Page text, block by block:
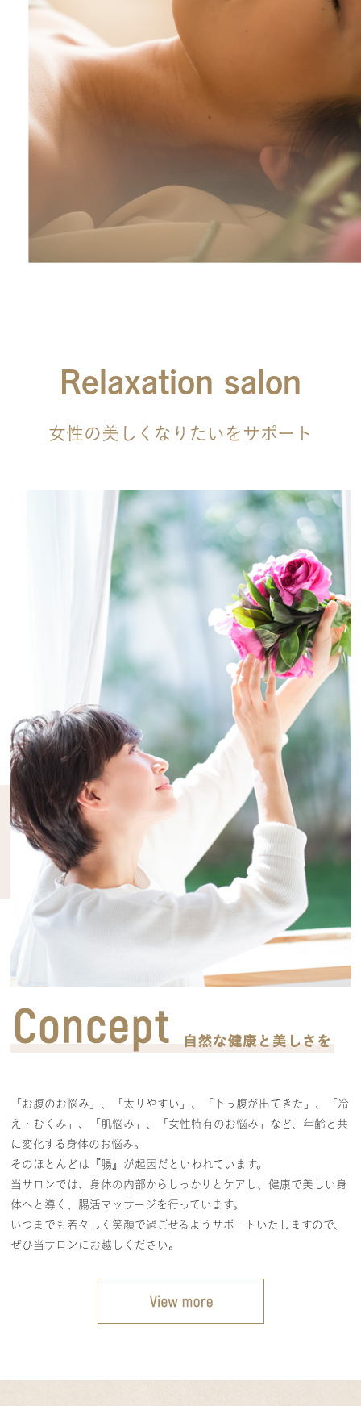
Relaxation salon
女性の美しくなりたいをサポート
「お腹のお悩み」、「太りやすい」、「下っ腹が出てきた」、「冷
え・むくみ」、「肌悩み」、「女性特有のお悩み」など、年齢と共
に変化する身体のお悩み。
そのほとんどは『腸』が起因だといわれています。
当サロンでは、身体の内部からしっかりとケアし、健康で美しい身
体へと導く、腸活マッサージを行っています。
いつまでも若々しく笑顔で過ごせるようサポートいたしますので、
ぜひ当サロンにお越しください。